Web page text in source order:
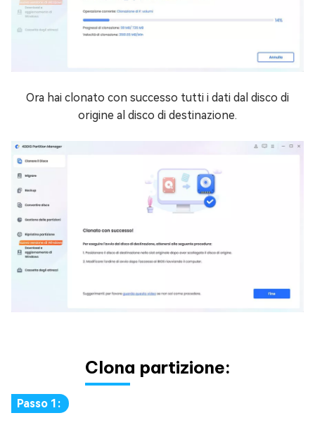
Ora hai clonato con successo tutti i dati dal disco di
origine al disco di destinazione.
Clona partizione:
Passo 1: